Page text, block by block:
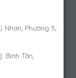
Nhơn, Phường 5,
Bình Tân,